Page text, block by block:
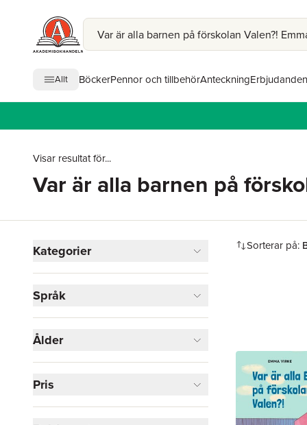
Allt BöckerPennor och tillbehörAnteckningErbjudanden
Visar resultat för...
Var är alla barnen på
Kategorier
Barn och ungdom
Visa fler
Språk
Ålder
Pris
Sorterar på: